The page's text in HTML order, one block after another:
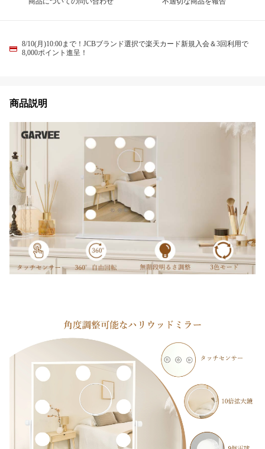
8/10(月)10:00まで！JCBブランド選択で楽天カード新規入会＆3回利用で
8,000ポイント進呈！
商品説明